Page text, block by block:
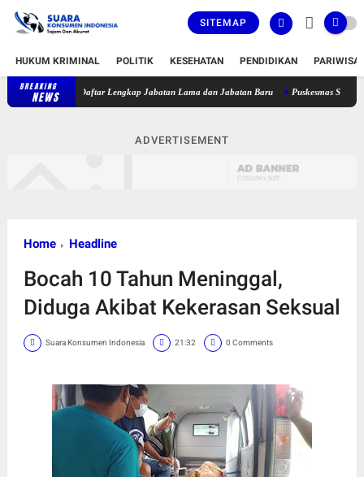
SITEMAP
HUKUM KRIMINAL POLITIK KESEHATAN PENDIDIKAN
BREAKING
NEWS
Berikut Daftar Lengkap Jabatan Lama dan Jabatan Baru Puskesmas Sakra Timur
ADVERTISEMENT
Home Headline
Bocah 10 Tahun Meninggal,
Diduga Akibat Kekerasan Seksual
Suara Konsumen Indonesia 21:32 0 Comments